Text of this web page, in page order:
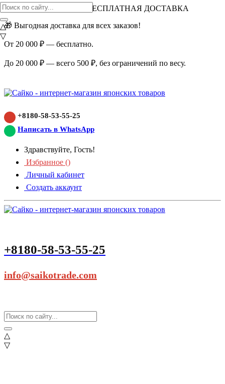
ВНИМАНИЕ АКЦИЯ!
БЕСПЛАТНАЯ ДОСТАВКА
🎁 Выгодная доставка для всех заказов!
От 20 000 ₽ — бесплатно.
До 20 000 ₽ — всего 500 ₽, без ограничений по весу.
+8180-58-53-55-25
Написать в WhatsApp
Здравствуйте, Гость!
Избранное ()
Личный кабинет
Создать аккаунт
+8180-58-53-55-25
info@saikotrade.com
△
▽
△
▽